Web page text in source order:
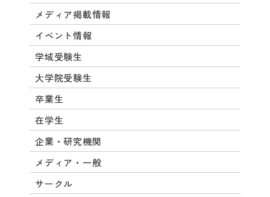
メディア掲載情報
イベント情報
学域受験生
大学院受験生
卒業生
在学生
企業・研究機関
メディア・一般
サークル